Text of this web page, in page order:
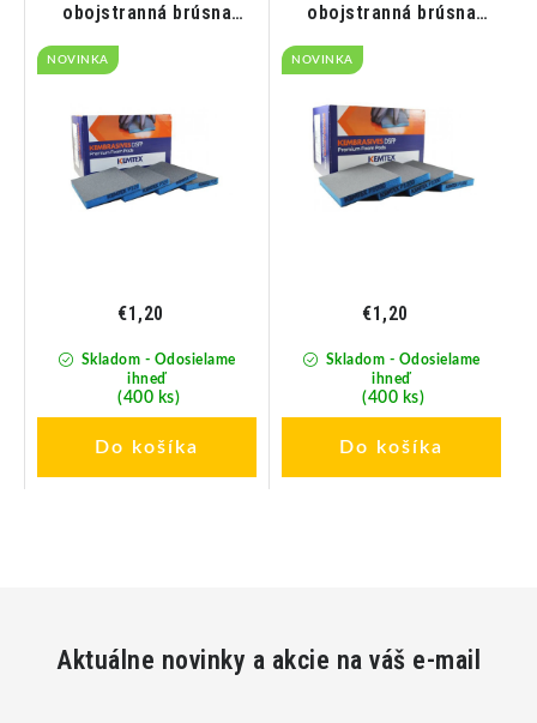
obojstranná brúsna
NOVINKA
Skladom - Odosielame
ihneď
(400 ks)
€1,20
Do košíka
obojstranná brúsna
NOVINKA
Skladom - Odosielame
ihneď
(400 ks)
€1,20
Do košíka
Aktuálne novinky a akcie na váš e-mail